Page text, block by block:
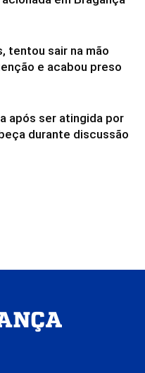
tentou sair na mão
e acabou preso
após ser atingida por
durante discussão